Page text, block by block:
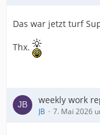
Das war jetzt turf
Thx.
weekly work
JB 7. Mai 2026